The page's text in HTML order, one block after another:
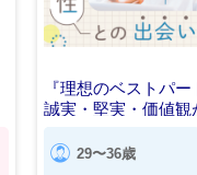
『理想のベストパ
誠実・堅実・価値
29〜36歳